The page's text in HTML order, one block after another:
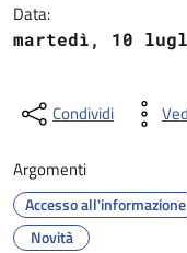
Data:
martedì, 10
Condividi
Argomenti
Accesso all'informazione
Novità